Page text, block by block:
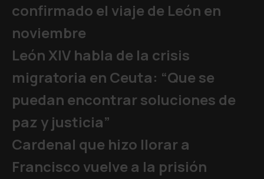
confirmado el viaje de León en
noviembre
León XIV habla de la crisis
migratoria en Ceuta: “Que se
puedan encontrar soluciones de
paz y justicia”
Cardenal que hizo llorar a
Francisco vuelve a la prisión